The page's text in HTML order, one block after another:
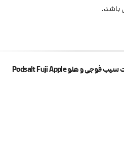
جویس سالت پادسالت سیب فوجی و هلو Podsalt Fuji Apple